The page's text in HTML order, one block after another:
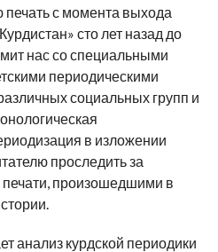
печать с момента выхода
сто лет назад до
нас со специальными
периодическими
социальных групп и
в изложении
проследить за
произошедшими в
анализ курдской периодики